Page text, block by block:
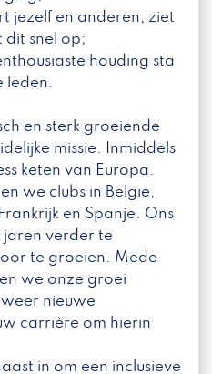
jezelf en anderen, ziet
dit snel op;
houding sta
leden.
en sterk groeiende
missie. Inmiddels
keten van Europa.
we clubs in België,
en Spanje. Ons
jaren verder te
te groeien. Mede
we onze groei
nieuwe
carrière om hierin
in om een inclusieve